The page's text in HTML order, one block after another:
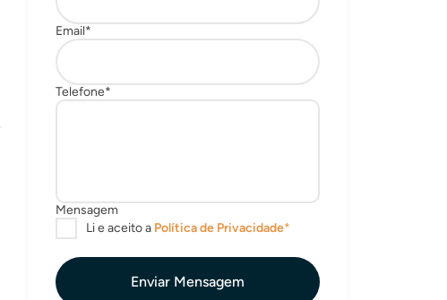
Enviar Mensagem